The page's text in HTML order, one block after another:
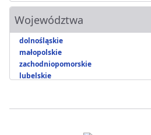
Województwa
dolnośląskie
małopolskie
zachodniopomorskie
lubelskie